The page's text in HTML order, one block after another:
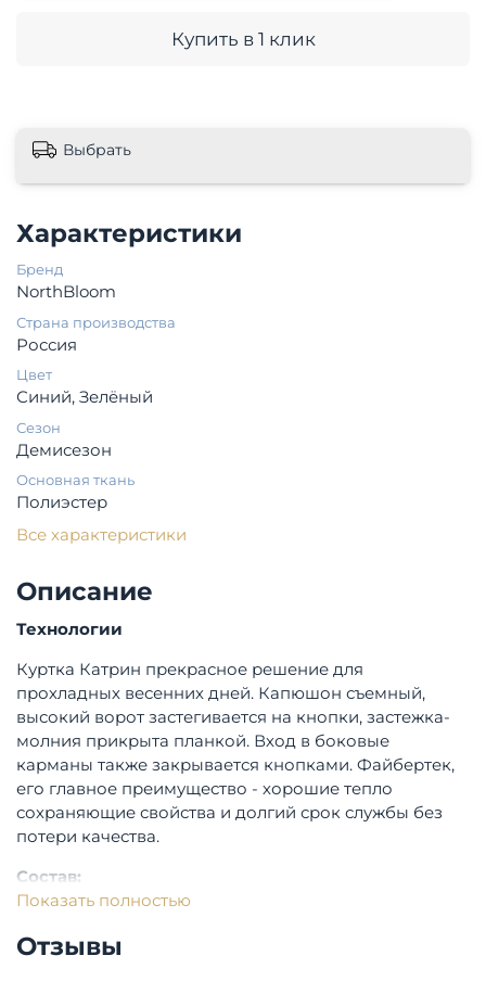
Купить в 1 клик
Выбрать
Характеристики
Бренд
NorthBloom
Страна производства
Россия
Цвет
Синий, Зелёный
Сезон
Демисезон
Основная ткань
Полиэстер
Все характеристики
Описание
Технологии
Куртка Катрин прекрасное решение для
прохладных весенних дней. Капюшон съемный,
высокий ворот застегивается на кнопки, застежка-
молния прикрыта планкой. Вход в боковые
карманы также закрывается кнопками. Файбертек,
его главное преимущество - хорошие тепло
сохраняющие свойства и долгий срок службы без
потери качества.
Состав:
Посадка:
Показать полностью
Отзывы